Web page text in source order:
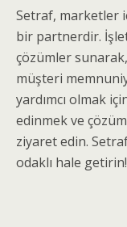
Setraf, marketler
bir partnerdir.
çözümler
müşteri
yardımcı olmak
edinmek ve
ziyaret edin.
odaklı hale